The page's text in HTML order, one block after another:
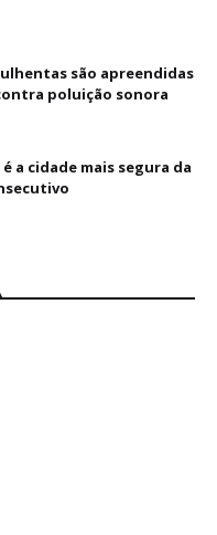
são apreendidas
poluição sonora
a cidade mais segura da